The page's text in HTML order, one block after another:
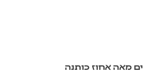
מאה אחוז כותנה